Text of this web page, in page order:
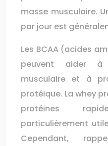
masse musculaire.
par jour est
Les BCAA (acides
peuvent aider
musculaire et à
protéique. La whey
protéines
particulièrement
Cependant,